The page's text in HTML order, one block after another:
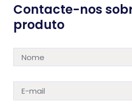
Contacte-nos
produto